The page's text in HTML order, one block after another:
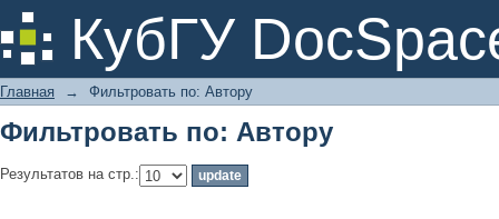
КубГУ
Фильтровать по: Автору
Главная → Фильтровать по: Автору
Фильтровать по: Автору
Результатов на стр.: